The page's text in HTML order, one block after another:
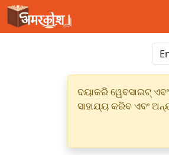
ଦୟାକରି ୱେବସାଇଟ୍
ସାହାଯ୍ୟ କରିବ ଏବଂ